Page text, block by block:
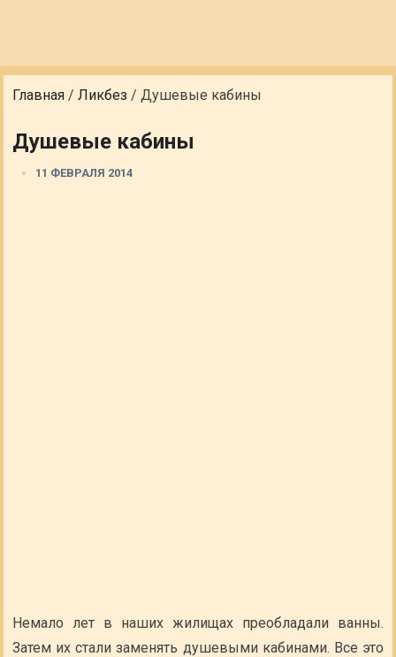
Главная /Ликбез /Душевые кабины
Душевые кабины
11 ФЕВРАЛЯ 2014
Немало лет в наших жилищах преобладали ванны.
Затем их стали заменять душевыми кабинами. Все это